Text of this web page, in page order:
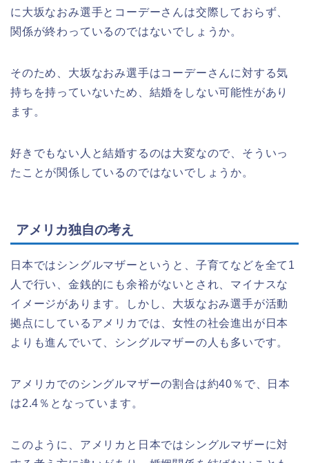
に大坂なおみ選手とコーデーさんは交際しておらず、
関係が終わっているのではないでしょうか。
そのため、大坂なおみ選手はコーデーさんに対する気
持ちを持っていないため、結婚をしない可能性があり
ます。
好きでもない人と結婚するのは大変なので、そういっ
たことが関係しているのではないでしょうか。
アメリカ独自の考え
日本ではシングルマザーというと、子育てなどを全て1
人で行い、金銭的にも余裕がないとされ、マイナスな
イメージがあります。しかし、大坂なおみ選手が活動
拠点にしているアメリカでは、女性の社会進出が日本
よりも進んでいて、シングルマザーの人も多いです。
アメリカでのシングルマザーの割合は約40％で、日本
は2.4％となっています。
このように、アメリカと日本ではシングルマザーに対